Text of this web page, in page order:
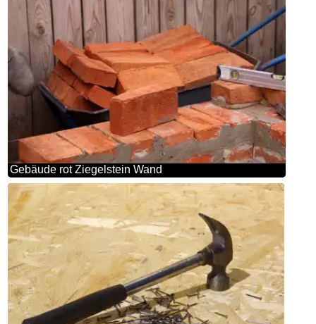
Gebäude rot Ziegelstein Wand